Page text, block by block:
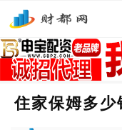
住家保姆多少